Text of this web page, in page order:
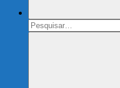
Search
for: